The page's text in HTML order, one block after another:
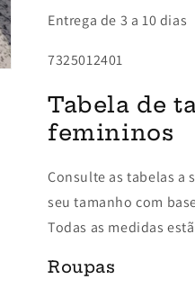
Entrega de 3 a 10 dias
7325012401
Tabela de
femininos
Consulte as tabelas a
seu tamanho com
Todas as medidas
Roupas